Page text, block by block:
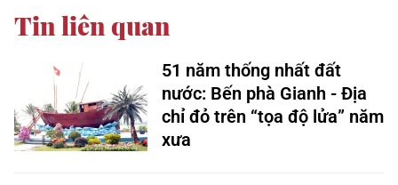
Tin liên quan
51 năm thống nhất đất
nước: Bến phà Gianh - Địa
chỉ đỏ trên “tọa độ lửa” năm
xưa